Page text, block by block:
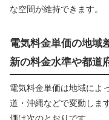
な空間が維持できます。
電気料金単価の地域
新の料金水準や都道
電気料金単価は地域によ
道・沖縄などで変動しま
価は次のとおりです。